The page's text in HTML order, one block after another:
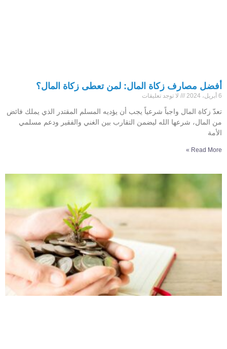
أفضل مصارف زكاة المال: لمن تعطى زكاة المال؟
6 أبريل، 2024 لا توجد تعليقات
تعدّ زكاة المال واجباً شرعياً يجب أن يؤديه المسلم المقتدر الذي يملك فائض
من المال، شرعها الله ليضمن التقارب بين الغني والفقير ودعم مسلمي
الأمة
Read More »